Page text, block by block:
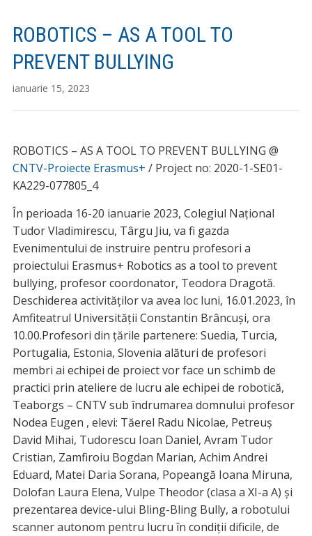
ROBOTICS – AS A TOOL TO
PREVENT BULLYING
ianuarie 15, 2023
ROBOTICS – AS A TOOL TO PREVENT BULLYING @
CNTV-Proiecte Erasmus+ / Project no: 2020-1-SE01-
KA229-077805_4
În perioada 16-20 ianuarie 2023, Colegiul Național
Tudor Vladimirescu, Târgu Jiu, va fi gazda
Evenimentului de instruire pentru profesori a
proiectului Erasmus+ Robotics as a tool to prevent
bullying, profesor coordonator, Teodora Dragotă.
Deschiderea activităților va avea loc luni, 16.01.2023, în
Amfiteatrul Universității Constantin Brâncuși, ora
10.00.Profesori din țările partenere: Suedia, Turcia,
Portugalia, Estonia, Slovenia alături de profesori
membri ai echipei de proiect vor face un schimb de
practici prin ateliere de lucru ale echipei de robotică,
Teaborgs – CNTV sub îndrumarea domnului profesor
Nodea Eugen , elevi: Tăerel Radu Nicolae, Petreuș
David Mihai, Tudorescu Ioan Daniel, Avram Tudor
Cristian, Zamfiroiu Bogdan Marian, Achim Andrei
Eduard, Matei Daria Sorana, Popeangă Ioana Miruna,
Dolofan Laura Elena, Vulpe Theodor (clasa a XI-a A) și
prezentarea device-ului Bling-Bling Bully, a robotului
scanner autonom pentru lucru în condiții dificile, de